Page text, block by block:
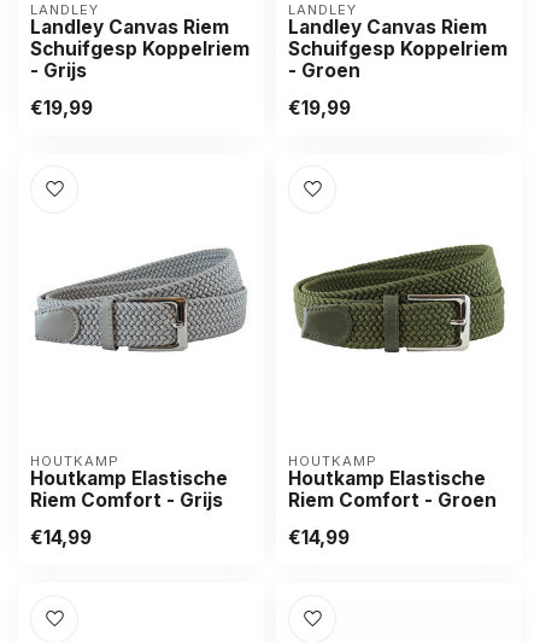
LANDLEY
Landley Canvas Riem
Schuifgesp Koppelriem
- Grijs
€19,99
LANDLEY
Landley Canvas Riem
Schuifgesp Koppelriem
- Groen
€19,99
HOUTKAMP
Houtkamp Elastische
Riem Comfort - Grijs
€14,99
HOUTKAMP
Houtkamp Elastische
Riem Comfort - Groen
€14,99